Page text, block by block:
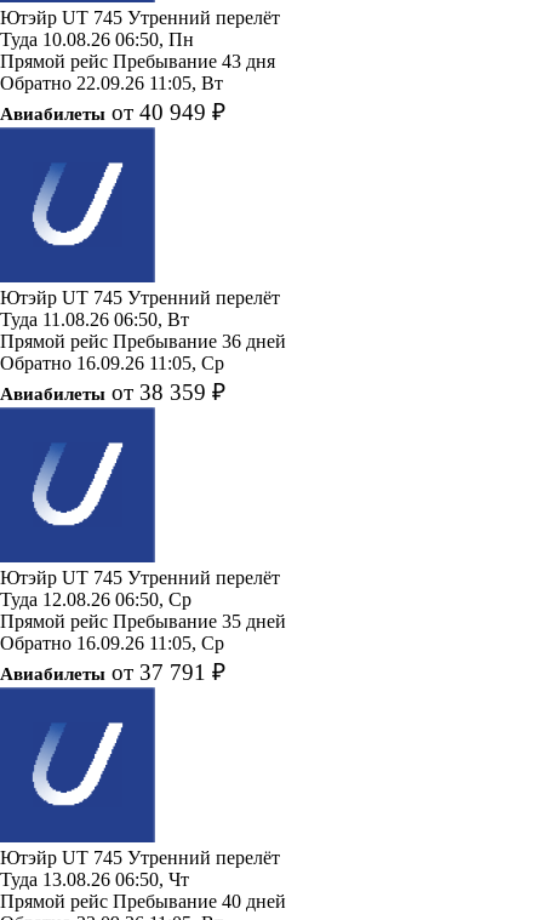
Ютэйр UT 745 Утренний перелёт
Туда 10.08.26 06:50, Пн
Прямой рейс Пребывание 43 дня
Обратно 22.09.26 11:05, Вт
Авиабилеты от 40 949 ₽
Ютэйр UT 745 Утренний перелёт
Туда 11.08.26 06:50, Вт
Прямой рейс Пребывание 36 дней
Обратно 16.09.26 11:05, Ср
Авиабилеты от 38 359 ₽
Ютэйр UT 745 Утренний перелёт
Туда 12.08.26 06:50, Ср
Прямой рейс Пребывание 35 дней
Обратно 16.09.26 11:05, Ср
Авиабилеты от 37 791 ₽
Ютэйр UT 745 Утренний перелёт
Туда 13.08.26 06:50, Чт
Прямой рейс Пребывание 40 дней